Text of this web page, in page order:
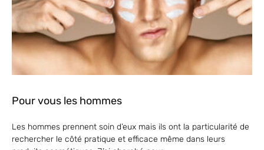
Pour vous les hommes
Les hommes prennent soin d’eux mais ils ont la particularité de
rechercher le côté pratique et efficace même dans leurs